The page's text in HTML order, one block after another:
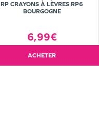
RP CRAYONS À LÈVRES RP6
BOURGOGNE
6,99€
ACHETER